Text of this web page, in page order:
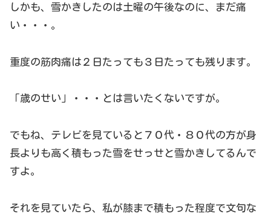
しかも、雪かきしたのは土曜の午後なのに、まだ痛
い・・・。
重度の筋肉痛は２日たっても３日たっても残ります。
「歳のせい」・・・とは言いたくないですが。
でもね、テレビを見ていると７０代・８０代の方が身
長よりも高く積もった雪をせっせと雪かきしてるんで
すよ。
それを見ていたら、私が膝まで積もった程度で文句な